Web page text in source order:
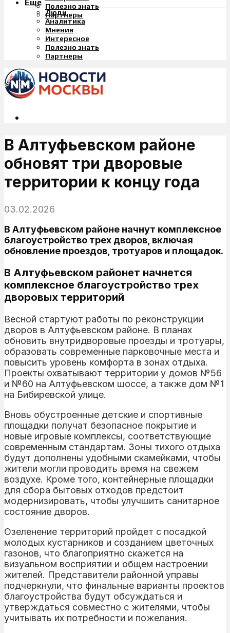
Полезно знать
Партнеры
Еще
Люди
Аналитика
Мнения
Интересное
Полезно знать
Партнеры
В Алтуфьевском районе
обновят три дворовые
территории к концу года
03.02.2026
В Алтуфьевском районе начнут комплексное
благоустройство трех дворов, включая
обновление проездов, тротуаров и площадок.
В Алтуфьевском районет начнется
комплексное благоустройство трех
дворовых территорий
Весной стартуют работы по реконструкции
дворов в Алтуфьевском районе. В планах
обновить внутридворовые проезды и тротуары,
образовать современные парковочные места и
повысить уровень комфорта в зонах отдыха.
Проекты охватывают территории у домов №56
и №60 на Алтуфьевском шоссе, а также дом №1
на Бибиревской улице.
Вновь обустроенные детские и спортивные
площадки получат безопасное покрытие и
новые игровые комплексы, соответствующие
современным стандартам. Зоны тихого отдыха
будут дополнены удобными скамейками, чтобы
жители могли проводить время на свежем
воздухе. Кроме того, контейнерные площадки
для сбора бытовых отходов предстоит
модернизировать, чтобы улучшить санитарное
состояние дворов.
Озеленение территорий пройдет с посадкой
молодых кустарников и созданием цветочных
газонов, что благоприятно скажется на
визуальном восприятии и общем настроении
жителей. Представители районной управы
подчеркнули, что финальные варианты проектов
благоустройства будут обсуждаться и
утверждаться совместно с жителями, чтобы
учитывать их потребности и пожелания.